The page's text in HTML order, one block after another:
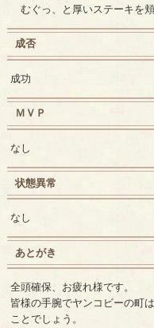
むぐっ、と厚いステーキを
成否
成功
ＭＶＰ
なし
状態異常
なし
あとがき
全頭確保、お疲れ様です。
皆様の手腕でヤンコビーの町
ことでしょう。